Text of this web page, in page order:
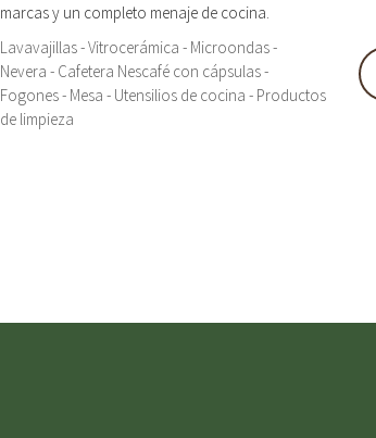
marcas y un completo menaje de cocina.
Lavavajillas - Vitrocerámica - Microondas -
Nevera - Cafetera Nescafé con cápsulas -
Fogones - Mesa - Utensilios de cocina - Productos
de limpieza